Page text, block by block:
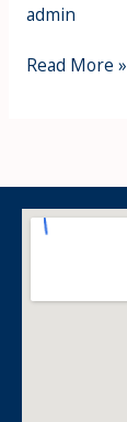
admin
Read More »